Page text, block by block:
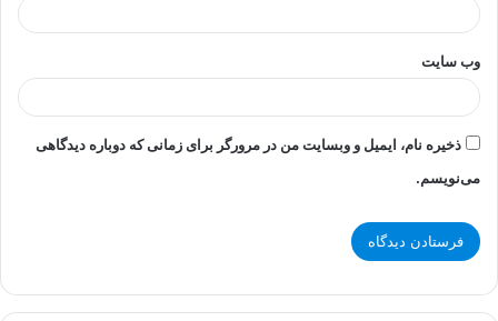
وب‌ سایت
ذخیره نام، ایمیل و وبسایت من در مرورگر برای زمانی که دوباره دیدگاهی
می‌نویسم.